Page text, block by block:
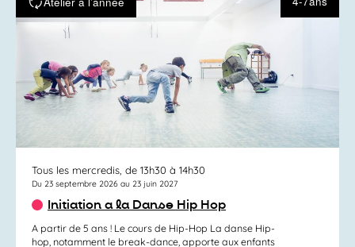
Tous les mercredis, de 13h30 à 14h30
Du 23 septembre 2026 au 23 juin 2027
Initiation a la Danse Hip Hop
A partir de 5 ans ! Le cours de Hip-Hop La danse Hip-
hop, notamment le break-dance, apporte aux enfants